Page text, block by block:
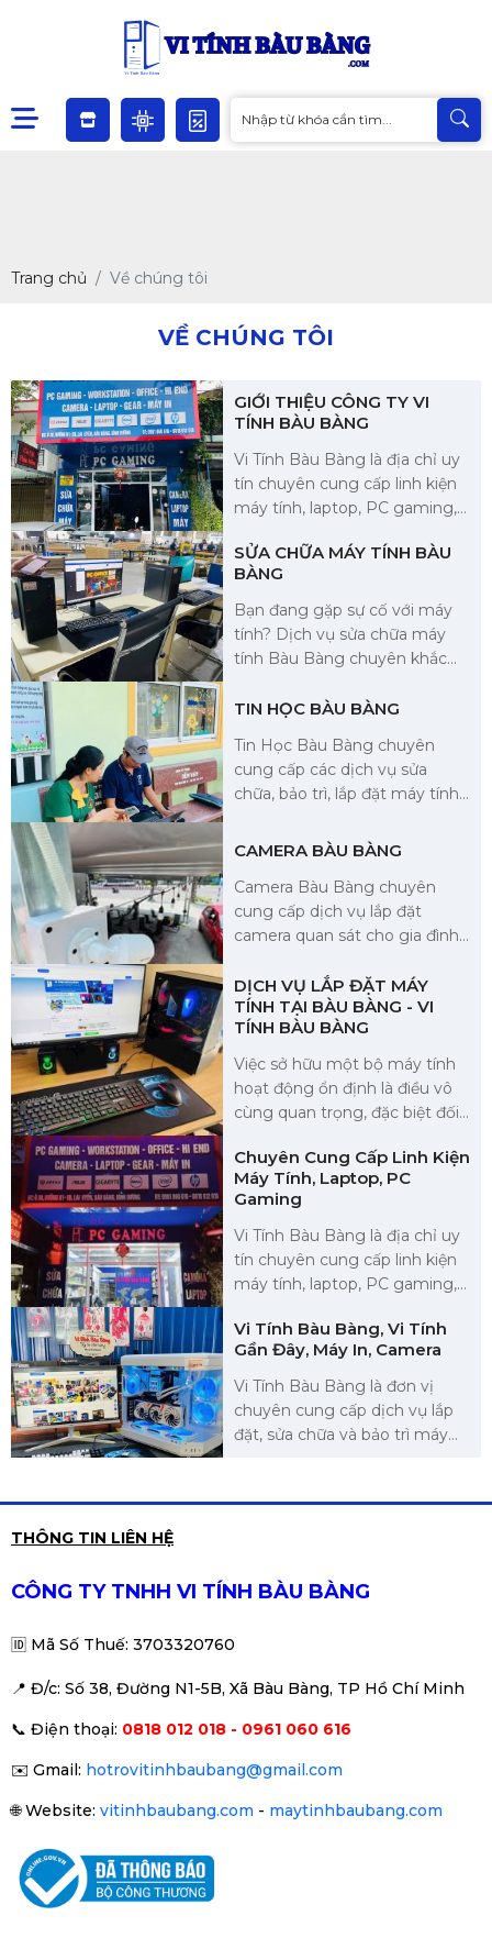
Trang chủ Về chúng tôi
VỀ CHÚNG TÔI
GIỚI THIỆU CÔNG TY VI
TÍNH BÀU BÀNG
Vi Tính Bàu Bàng là địa chỉ uy
tín chuyên cung cấp linh kiện
máy tính, laptop, PC gaming,
Bàu Bàng, Bình Dương.
Chúng tôi mang đến cho
khách hàng những sản phẩm
chính hãng, giá cảnh tranh và
dịch vụ hậu mãi chu đáo.
SỬA CHỮA MÁY TÍNH BÀU
BÀNG
Bạn đang gặp sự cố với máy
tính? Dịch vụ sửa chữa máy
tính Bàu Bàng chuyên khắc
mềm, nâng cấp linh kiện, đảm
định. Chúng tôi hỗ trợ tận nơi,
sửa nhanh, giá hợp lý tại Bàu
Bàng, Bình Dương.
TIN HỌC BÀU BÀNG
Tin Học Bàu Bàng chuyên
cung cấp các dịch vụ sửa
chữa, bảo trì, lắp đặt máy tính,
ninh tại Bàu Bàng, Bình
viên giàu kinh nghiệm, chúng
tôi cam kết mang đến giải
pháp tin học tối ưu cho cá
CAMERA BÀU BÀNG
Camera Bàu Bàng chuyên
cung cấp dịch vụ lắp đặt
camera quan sát cho gia đình,
khu vực Bàu Bàng, Bình
Dương. Chúng tôi cam kết
mang đến hệ thống an ninh
hiện đại, giám sát 24/7 với chất
lượng hình ảnh sắc nét.
DỊCH VỤ LẮP ĐẶT MÁY
TÍNH TẠI BÀU BÀNG - VI
TÍNH BÀU BÀNG
Việc sở hữu một bộ máy tính
hoạt động ổn định là điều vô
cùng quan trọng, đặc biệt đối
và cá nhân tại Bàu Bàng. Vi
Tính Bàu Bàng tự hào cung
cấp dịch vụ lắp đặt máy tính
tại Bàu Bàng chuyên nghiệp,
đảm bảo chất lượng, giá cả
hợp lý và hỗ trợ tận tình.
Chuyên Cung Cấp Linh Kiện
Máy Tính, Laptop, PC
Gaming
Vi Tính Bàu Bàng là địa chỉ uy
tín chuyên cung cấp linh kiện
máy tính, laptop, PC gaming,
Bàu Bàng, Bình Dương.
Chúng tôi mang đến cho
khách hàng những sản phẩm
chính hãng, giá cảnh tranh và
dịch vụ hậu mãi chu đáo.
Vi Tính Bàu Bàng, Vi Tính
Gần Đây, Máy In, Camera
Vi Tính Bàu Bàng là đơn vị
chuyên cung cấp dịch vụ lắp
đặt, sửa chữa và bảo trì máy
ngành, chúng tôi cam kết
doanh nghiệp.
THÔNG TIN LIÊN HỆ
CÔNG TY TNHH VI TÍNH BÀU BÀNG
🆔 Mã Số Thuế: 3703320760
📍 Đ/c: Số 38, Đường N1-5B, Xã Bàu Bàng, TP Hồ Chí Minh
📞 Điện thoại: 0818 012 018 - 0961 060 616
✉️ Gmail: hotrovitinhbaubang@gmail.com
🌐Website: vitinhbaubang.com - maytinhbaubang.com